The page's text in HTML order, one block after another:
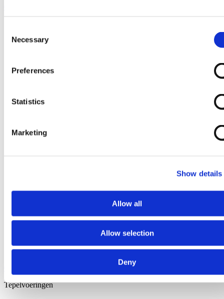
Selection
Necessary
Preferences
Statistics
Marketing
Show details
Allow all
Allow selection
Deny
Ga naar het begin van de afbeeldingen-gallerij
Tepelvoeringen